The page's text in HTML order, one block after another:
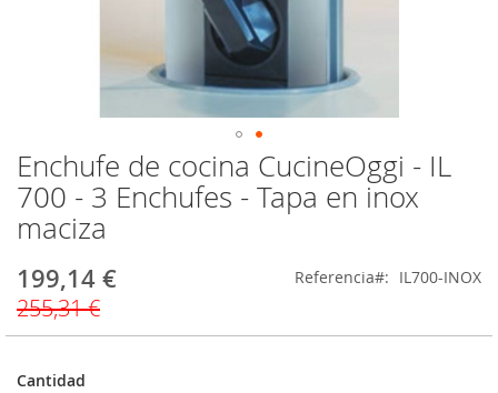
Enchufe de cocina CucineOggi - IL
700 - 3 Enchufes - Tapa en inox
maciza
Precio
especial
199,14 €
255,31 €
Referencia IL700-INOX
Cantidad
Saltar
al
comienzo
de
galería
de
imágenes